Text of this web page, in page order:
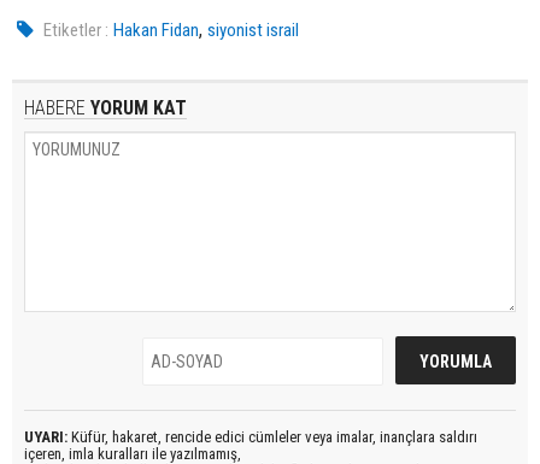
Etiketler : Hakan Fidan,siyonist israil
HABERE YORUM KAT
UYARI: Küfür, hakaret, rencide edici cümleler veya imalar, inançlara saldırı
içeren, imla kuralları ile yazılmamış,